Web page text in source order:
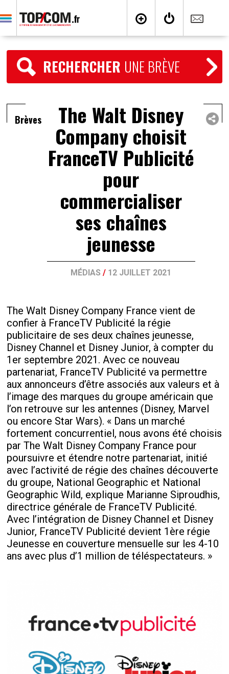
RECHERCHER UNE BRÈVE
Brèves The Walt Disney
Company choisit
FranceTV Publicité
pour
commercialiser
ses chaînes
jeunesse
MÉDIAS / 12 JUILLET 2021
The Walt Disney Company France vient de
confier à FranceTV Publicité la régie
publicitaire de ses deux chaînes jeunesse,
Disney Channel et Disney Junior, à compter du
1er septembre 2021. Avec ce nouveau
partenariat, FranceTV Publicité va permettre
aux annonceurs d’être associés aux valeurs et à
l’image des marques du groupe américain que
l’on retrouve sur les antennes (Disney, Marvel
ou encore Star Wars). « Dans un marché
fortement concurrentiel, nous avons été choisis
par The Walt Disney Company France pour
poursuivre et étendre notre partenariat, initié
avec l’activité de régie des chaînes découverte
du groupe, National Geographic et National
Geographic Wild, explique Marianne Siproudhis,
directrice générale de FranceTV Publicité.
Avec l’intégration de Disney Channel et Disney
Junior, FranceTV Publicité devient 1ère régie
Jeunesse en couverture mensuelle sur les 4-10
ans avec plus d’1 million de téléspectateurs. »